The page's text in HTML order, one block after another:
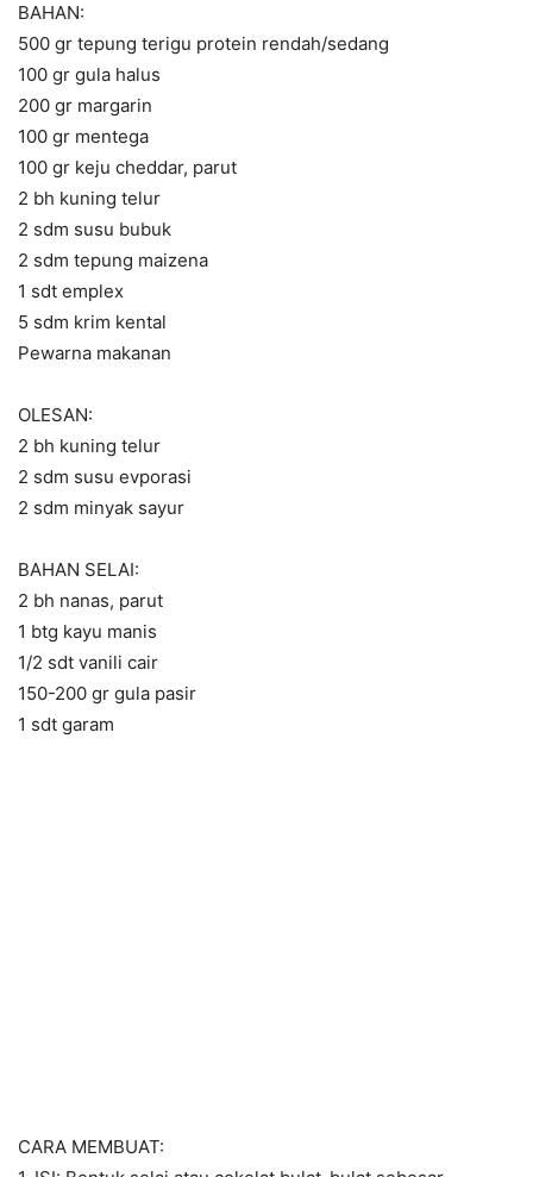
BAHAN:
500 gr tepung terigu protein rendah/sedang
100 gr gula halus
200 gr margarin
100 gr mentega
100 gr keju cheddar, parut
2 bh kuning telur
2 sdm susu bubuk
2 sdm tepung maizena
1 sdt emplex
5 sdm krim kental
Pewarna makanan
OLESAN:
2 bh kuning telur
2 sdm susu evporasi
2 sdm minyak sayur
BAHAN SELAI:
2 bh nanas, parut
1 btg kayu manis
1/2 sdt vanili cair
150-200 gr gula pasir
1 sdt garam
CARA MEMBUAT: